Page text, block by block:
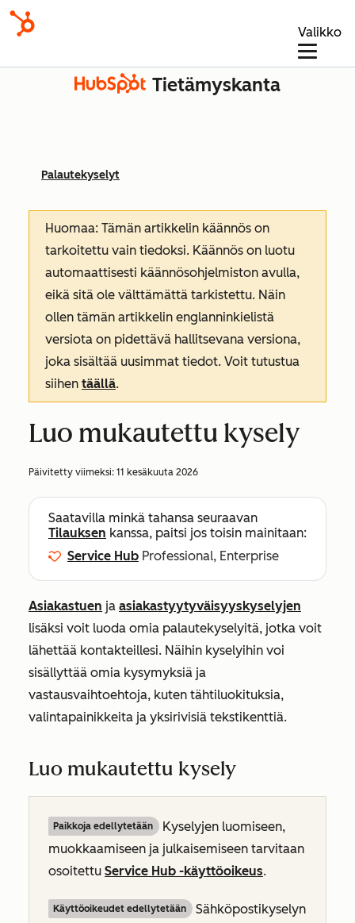
Valikko
Tietämyskanta
Palautekyselyt
Huomaa: Tämän artikkelin käännös on
tarkoitettu vain tiedoksi. Käännös on luotu
automaattisesti käännösohjelmiston avulla,
eikä sitä ole välttämättä tarkistettu. Näin
ollen tämän artikkelin englanninkielistä
versiota on pidettävä hallitsevana versiona,
joka sisältää uusimmat tiedot. Voit tutustua
siihen täällä.
Luo mukautettu kysely
Päivitetty viimeksi: 11 kesäkuuta 2026
Saatavilla minkä tahansa seuraavan
Tilauksen kanssa, paitsi jos toisin mainitaan:
Service Hub Professional, Enterprise
Asiakastuen ja asiakastyytyväisyyskyselyjen
lisäksi voit luoda omia palautekyselyitä, jotka voit
lähettää kontakteillesi. Näihin kyselyihin voi
sisällyttää omia kysymyksiä ja
vastausvaihtoehtoja, kuten tähtiluokituksia,
valintapainikkeita ja yksirivisiä tekstikenttiä.
Luo mukautettu kysely
Paikkoja edellytetään
Kyselyjen luomiseen,
muokkaamiseen ja julkaisemiseen tarvitaan
osoitettu Service Hub -käyttöoikeus.
Käyttöoikeudet edellytetään
Sähköpostikyselyn